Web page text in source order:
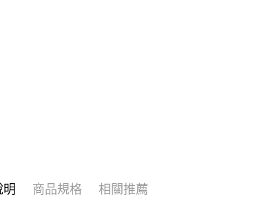
明 商品規格 相關推薦